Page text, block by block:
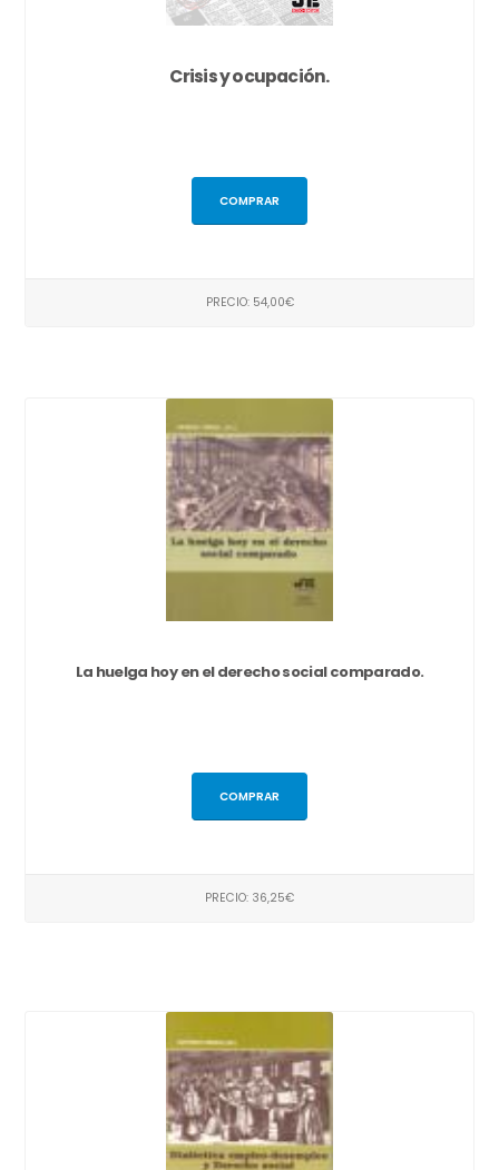
Crisis y ocupación.
COMPRAR
PRECIO: 54,00€
La huelga hoy en el derecho social comparado.
COMPRAR
PRECIO: 36,25€